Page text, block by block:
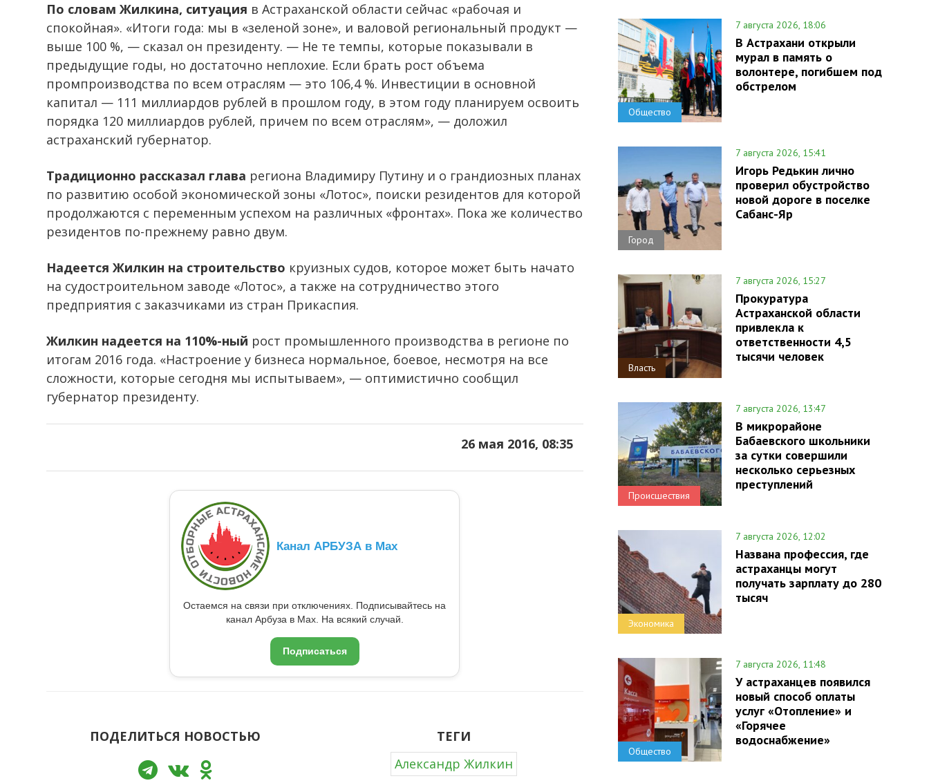
По словам Жилкина, ситуация в Астраханской области сейчас «рабочая и
спокойная». «Итоги года: мы в «зеленой зоне», и валовой региональный продукт —
выше 100 %, — сказал он президенту. — Не те темпы, которые показывали в
предыдущие годы, но достаточно неплохие. Если брать рост объема
промпроизводства по всем отраслям — это 106,4 %. Инвестиции в основной
капитал — 111 миллиардов рублей в прошлом году, в этом году планируем освоить
порядка 120 миллиардов рублей, причем по всем отраслям», — доложил
астраханский губернатор.
Традиционно рассказал глава региона Владимиру Путину и о грандиозных планах
по развитию особой экономической зоны «Лотос», поиски резидентов для которой
продолжаются с переменным успехом на различных «фронтах». Пока же количество
резидентов по-прежнему равно двум.
Надеется Жилкин на строительство круизных судов, которое может быть начато
на судостроительном заводе «Лотос», а также на сотрудничество этого
предприятия с заказчиками из стран Прикаспия.
Жилкин надеется на 110%-ный рост промышленного производства в регионе по
итогам 2016 года. «Настроение у бизнеса нормальное, боевое, несмотря на все
сложности, которые сегодня мы испытываем», — оптимистично сообщил
губернатор президенту.
26 мая 2016, 08:35
Канал АРБУЗА в Max
Остаемся на связи при отключениях. Подписывайтесь на
канал Арбуза в Max. На всякий случай.
Подписаться
ПОДЕЛИТЬСЯ НОВОСТЬЮ
ТЕГИ
Александр Жилкин
Общество
7 августа 2026, 18:06
В Астрахани открыли
мурал в память о
волонтере, погибшем под
обстрелом
Город
7 августа 2026, 15:41
Игорь Редькин лично
проверил обустройство
новой дороге в поселке
Сабанс-Яр
Власть
7 августа 2026, 15:27
Прокуратура
Астраханской области
привлекла к
ответственности 4,5
тысячи человек
Происшествия
7 августа 2026, 13:47
В микрорайоне
Бабаевского школьники
за сутки совершили
несколько серьезных
преступлений
Экономика
7 августа 2026, 12:02
Названа профессия, где
астраханцы могут
получать зарплату до 280
тысяч
Общество
7 августа 2026, 11:48
У астраханцев появился
новый способ оплаты
услуг «Отопление» и
«Горячее
водоснабжение»